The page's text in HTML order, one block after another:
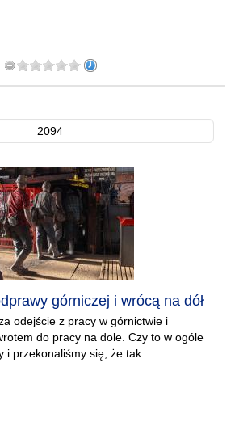
2094
górniczej i wrócą na dół
odejście z pracy w górnictwie i
do pracy na dole. Czy to w ogóle
i przekonaliśmy się, że tak.